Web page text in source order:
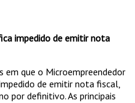
impedido de emitir nota
em que o Microempreendedor
de emitir nota fiscal,
por definitivo. As principais